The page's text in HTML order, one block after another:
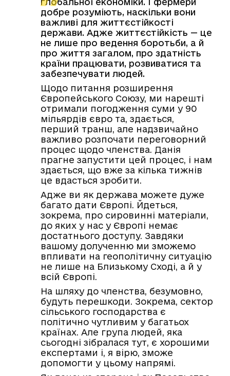
добре розуміють, наскільки вони
важливі для життєстійкості
держави. Адже життєстійкість — це
не лише про ведення боротьби, а й
про життя загалом, про здатність
країни працювати, розвиватися та
забезпечувати людей.
Щодо питання розширення
Європейського Союзу, ми нарешті
отримали погодження суми у 90
мільярдів євро та, здається,
перший транш, але надзвичайно
важливо розпочати переговорний
процес щодо членства. Данія
прагне запустити цей процес, і нам
здається, що вже за кілька тижнів
це вдасться зробити.
Адже ви як держава можете дуже
багато дати Європі. Йдеться,
зокрема, про сировинні матеріали,
до яких у нас у Європі немає
достатнього доступу. Завдяки
вашому долученню ми зможемо
впливати на геополітичну ситуацію
не лише на Близькому Сході, а й у
всій Європі.
На шляху до членства, безумовно,
будуть перешкоди. Зокрема, сектор
сільського господарства є
політично чутливим у багатьох
країнах. Але група людей, яка
сьогодні зібралася тут, є хорошими
експертами і, я вірю, зможе
допомогти у цьому напрямі.